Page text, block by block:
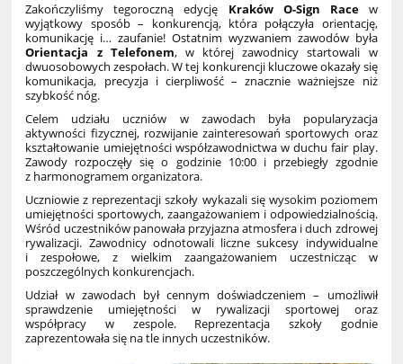
Zakończyliśmy tegoroczną edycję Kraków O-Sign Racew
wyjątkowy sposób – konkurencją, która połączyła orientację,
komunikację i… zaufanie! Ostatnim wyzwaniem zawodów była
Orientacja z Telefonem, w której zawodnicy startowali w
dwuosobowych zespołach. W tej konkurencji kluczowe okazały się
komunikacja, precyzja i cierpliwość – znacznie ważniejsze niż
szybkość nóg.
Celem udziału uczniów w zawodach była popularyzacja
aktywności fizycznej, rozwijanie zainteresowań sportowych oraz
kształtowanie umiejętności współzawodnictwa w duchu fair play.
Zawody rozpoczęły się o godzinie 10:00 i przebiegły zgodnie
z harmonogramem organizatora.
Uczniowie z reprezentacji szkoły wykazali się wysokim poziomem
umiejętności sportowych, zaangażowaniem i odpowiedzialnością.
Wśród uczestników panowała przyjazna atmosfera i duch zdrowej
rywalizacji. Zawodnicy odnotowali liczne sukcesy indywidualne
i zespołowe, z wielkim zaangażowaniem uczestnicząc w
poszczególnych konkurencjach.
Udział w zawodach był cennym doświadczeniem – umożliwił
sprawdzenie umiejętności w rywalizacji sportowej oraz
współpracy w zespole. Reprezentacja szkoły godnie
zaprezentowała się na tle innych uczestników.